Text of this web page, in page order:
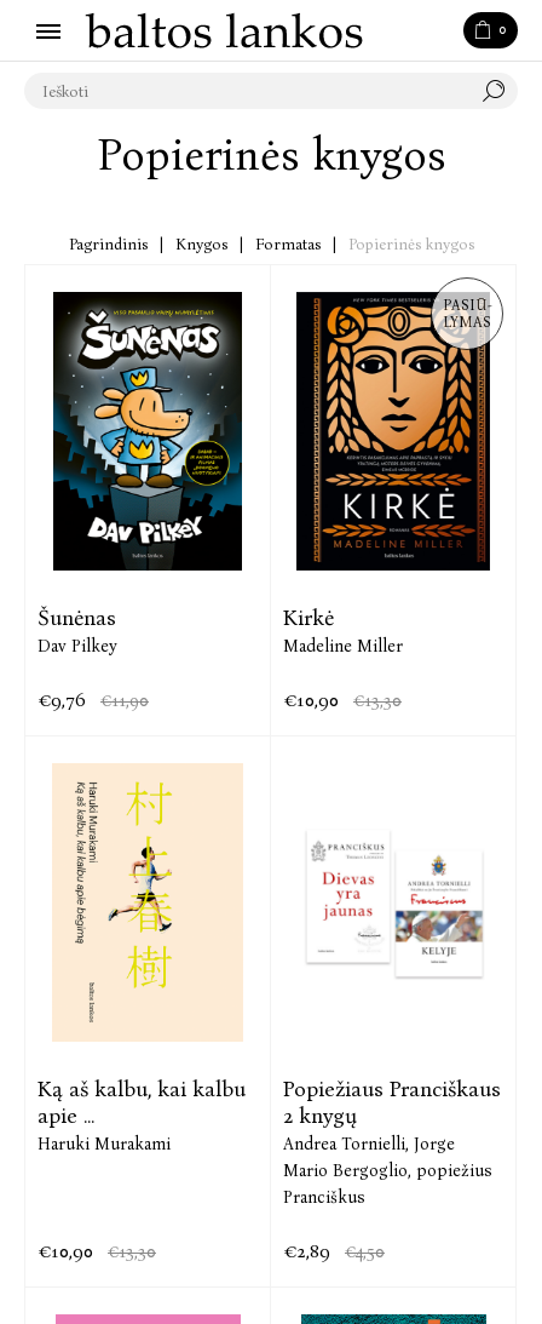
0
Popierinės knygos
Pagrindinis Knygos Formatas Popierinės knygos
Šunėnas
Dav Pilkey
€9,76 €11,90
PASIŪ-
LYMAS
Kirkė
Madeline Miller
€10,90 €13,30
Ką aš kalbu, kai kalbu
apie ...
Haruki Murakami
€10,90 €13,30
Popiežiaus Pranciškaus
2 knygų
Andrea Tornielli, Jorge
Mario Bergoglio, popiežius
Pranciškus
€2,89 €4,50